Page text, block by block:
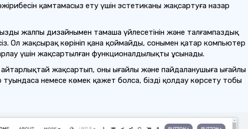
қамтамасыз ету үшін эстетиканы жақсартуға назар
жалпы дизайнымен тамаша үйлесетінін және талғампаздық
Ол жақсырақ көрініп қана қоймайды, сонымен қатар компьютер
үшін жақсартылған функционалдылықты ұсынады.
айтарлықтай жақсартып, оны ыңғайлы және пайдаланушыға ыңғайлы
туындаса немесе көмек қажет болса, біздің қолдау көрсету тобы